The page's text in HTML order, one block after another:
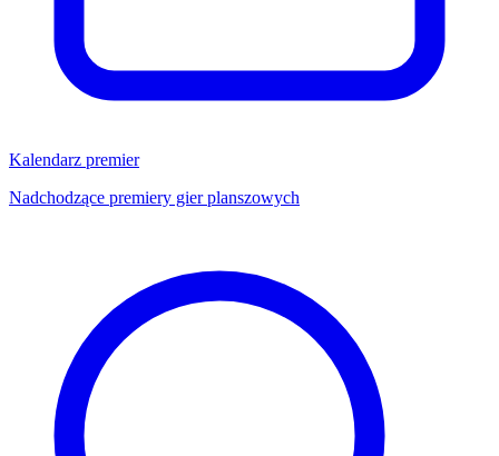
Kalendarz premier
Nadchodzące premiery gier planszowych